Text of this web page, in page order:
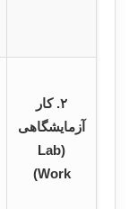
۲. کار
آزمایشگاهی
(Lab
Work)